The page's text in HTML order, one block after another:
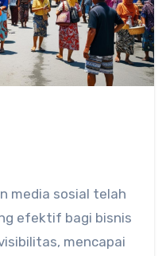
efektif bagi bisnis
mencapai